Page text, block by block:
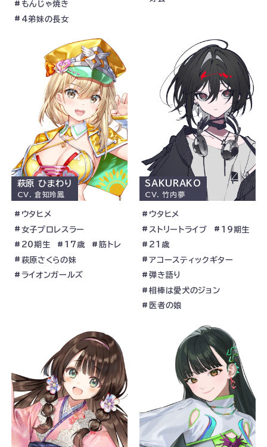
もんじゃ焼き
4弟妹の長女
萩原 ひまわり
CV.倉知玲鳳
ウタヒメ
女子プロレスラー
20期生
17歳
筋トレ
萩原さくらの妹
ライオンガールズ
SAKURAKO
CV.竹内夢
ウタヒメ
ストリートライブ
19期生
21歳
アコースティックギター
弾き語り
相棒は愛犬のジョン
医者の娘